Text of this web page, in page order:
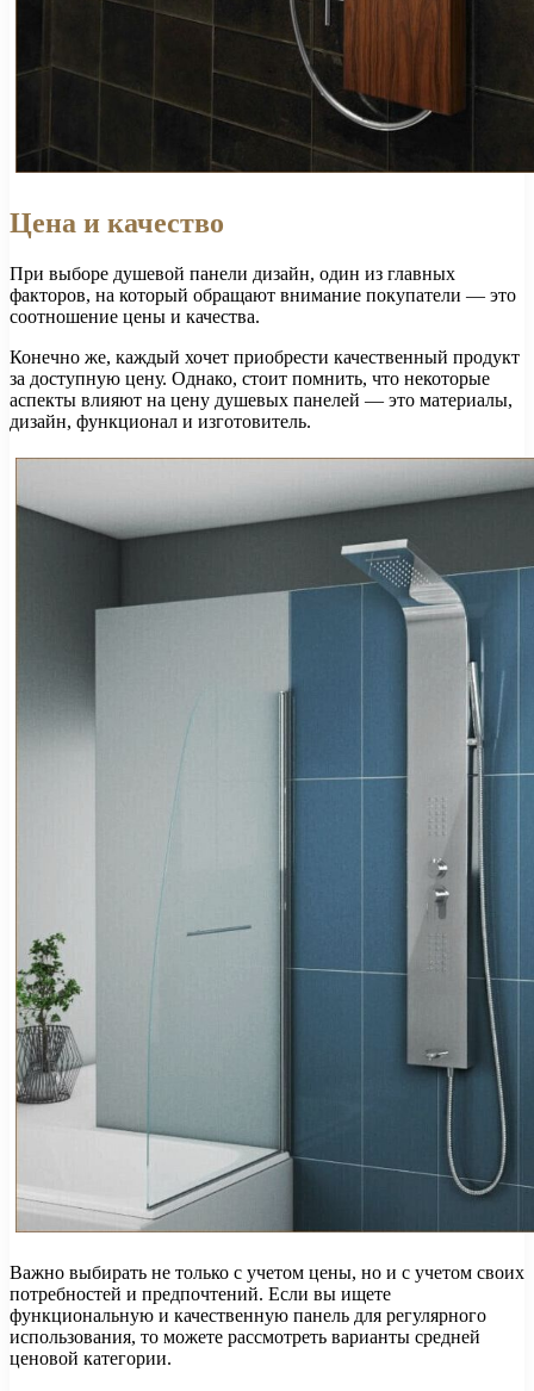
Цена и качество
При выборе душевой панели дизайн, один из главных
факторов, на который обращают внимание покупатели — это
соотношение цены и качества.
Конечно же, каждый хочет приобрести качественный продукт
за доступную цену. Однако, стоит помнить, что некоторые
аспекты влияют на цену душевых панелей — это материалы,
дизайн, функционал и изготовитель.
Важно выбирать не только с учетом цены, но и с учетом своих
потребностей и предпочтений. Если вы ищете
функциональную и качественную панель для регулярного
использования, то можете рассмотреть варианты средней
ценовой категории.